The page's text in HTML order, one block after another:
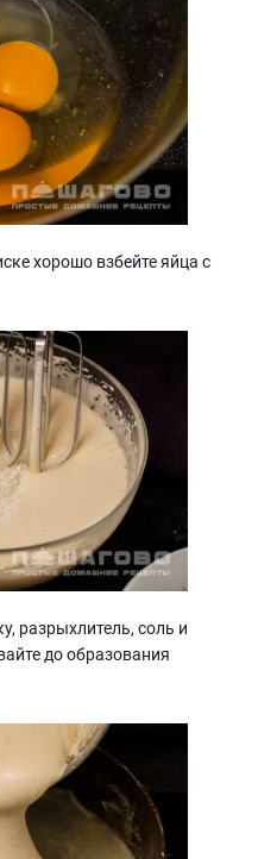
хорошо взбейте яйца с
разрыхлитель, соль и
до образования